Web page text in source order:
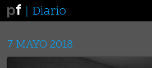
Diario
7 MAYO 2018